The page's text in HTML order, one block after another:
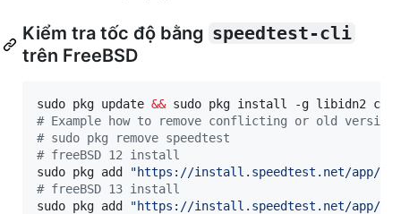
Kiểm tra tốc độ bằng speedtest-cli
trên FreeBSD
sudo pkg update &&
# Example how to remove conflicting or old
# sudo pkg remove speedtest
# freeBSD 12 install
sudo pkg add
"https://install.speedtest.net/app/cli/
# freeBSD 13 install
sudo pkg add
"https://install.speedtest.net/app/cli/